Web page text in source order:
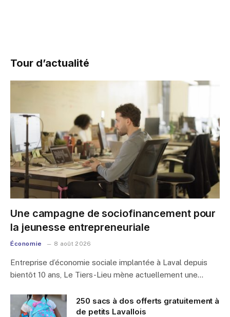
Tour d’actualité
Une campagne de sociofinancement pour
la jeunesse entrepreneuriale
Économie 8 août 2026
Entreprise d’économie sociale implantée à Laval depuis
bientôt 10 ans, Le Tiers-Lieu mène actuellement une…
250 sacs à dos offerts gratuitement à
de petits Lavallois